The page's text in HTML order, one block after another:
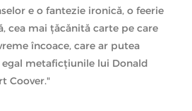
e o fantezie ironică, o feerie
cea mai țăcănită carte pe care
încoace, care ar putea
egal metaficțiunile lui Donald
Coover."